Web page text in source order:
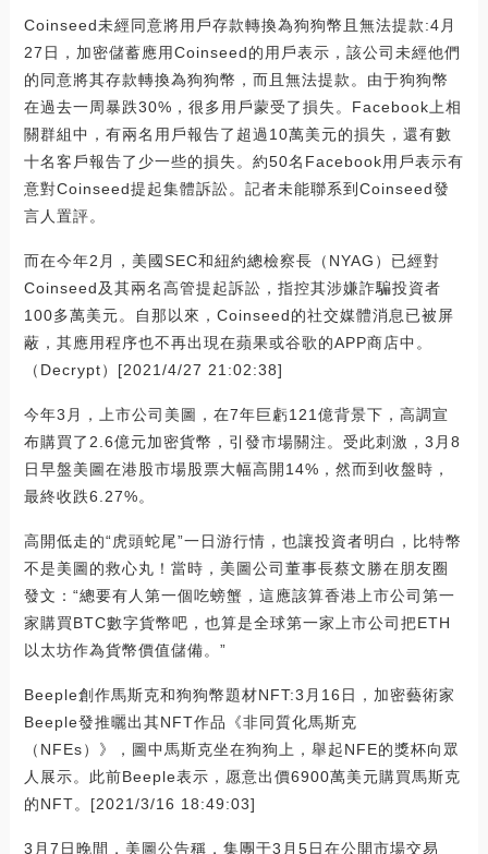
Coinseed未經同意將用戶存款轉換為狗狗幣且無法提款:4月
27日，加密儲蓄應用Coinseed的用戶表示，該公司未經他們
的同意將其存款轉換為狗狗幣，而且無法提款。由于狗狗幣
在過去一周暴跌30%，很多用戶蒙受了損失。Facebook上相
關群組中，有兩名用戶報告了超過10萬美元的損失，還有數
十名客戶報告了少一些的損失。約50名Facebook用戶表示有
意對Coinseed提起集體訴訟。記者未能聯系到Coinseed發
言人置評。
而在今年2月，美國SEC和紐約總檢察長（NYAG）已經對
Coinseed及其兩名高管提起訴訟，指控其涉嫌詐騙投資者
100多萬美元。自那以來，Coinseed的社交媒體消息已被屏
蔽，其應用程序也不再出現在蘋果或谷歌的APP商店中。
（Decrypt）[2021/4/27 21:02:38]
今年3月，上市公司美圖，在7年巨虧121億背景下，高調宣
布購買了2.6億元加密貨幣，引發市場關注。受此刺激，3月8
日早盤美圖在港股市場股票大幅高開14%，然而到收盤時，
最終收跌6.27%。
高開低走的“虎頭蛇尾”一日游行情，也讓投資者明白，比特幣
不是美圖的救心丸！當時，美圖公司董事長蔡文勝在朋友圈
發文：“總要有人第一個吃螃蟹，這應該算香港上市公司第一
家購買BTC數字貨幣吧，也算是全球第一家上市公司把ETH
以太坊作為貨幣價值儲備。”
Beeple創作馬斯克和狗狗幣題材NFT:3月16日，加密藝術家
Beeple發推曬出其NFT作品《非同質化馬斯克
（NFEs）》，圖中馬斯克坐在狗狗上，舉起NFE的獎杯向眾
人展示。此前Beeple表示，愿意出價6900萬美元購買馬斯克
的NFT。[2021/3/16 18:49:03]
3月7日晚間，美圖公告稱，集團于3月5日在公開市場交易